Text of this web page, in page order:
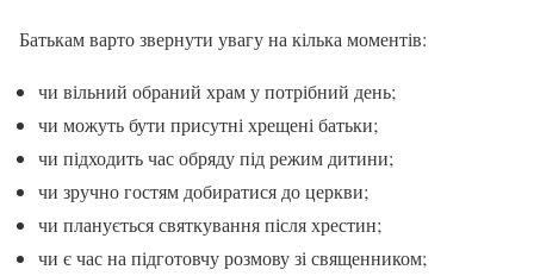
Батькам варто звернути увагу на кілька моментів:
чи вільний обраний храм у потрібний день;
чи можуть бути присутні хрещені батьки;
чи підходить час обряду під режим дитини;
чи зручно гостям добиратися до церкви;
чи планується святкування після хрестин;
чи є час на підготовчу розмову зі священником;